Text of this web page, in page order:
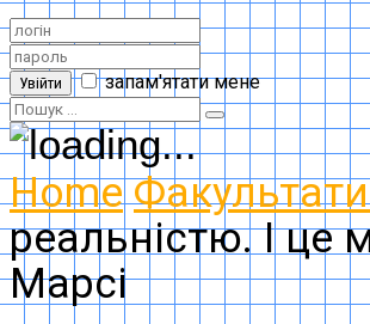
Увійти запам'ятати мене
Home
реальністю. І
Марсі